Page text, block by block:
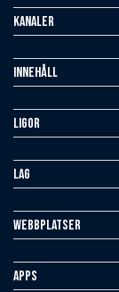
Kanaler
Innehåll
Ligor
Lag
Webbplatser
Apps